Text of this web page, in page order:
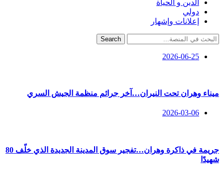
الدين و الحياة
دولي
إعلانات وإشهار
Search
2026-06-25
ميناء وهران تحت النيران…آخر جرائم منظمة الجيش السري
2026-03-06
جريمة في ذاكرة وهران…تفجير سوق المدينة الجديدة الذي خلّف 80
شهيدًا